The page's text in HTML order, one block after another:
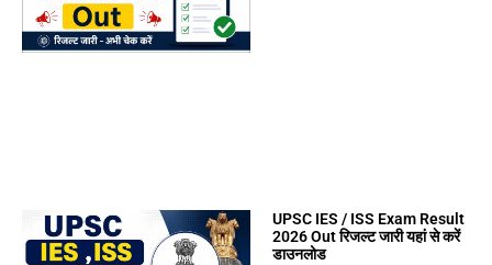
UPSC IES / ISS Exam Result
2026 Out रिजल्ट जारी यहां से करें
डाउनलोड